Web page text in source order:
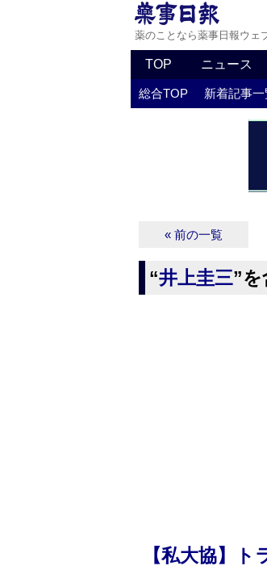
薬のことなら薬事日報ウェ
TOP ニュース
総合TOP 新着記事一
« 前の一覧
“井上圭三”を
【私大協】